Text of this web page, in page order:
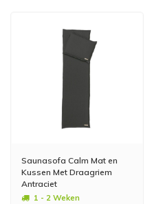
Saunasofa Calm Mat en
Kussen Met Draagriem
Antraciet
1 - 2 Weken